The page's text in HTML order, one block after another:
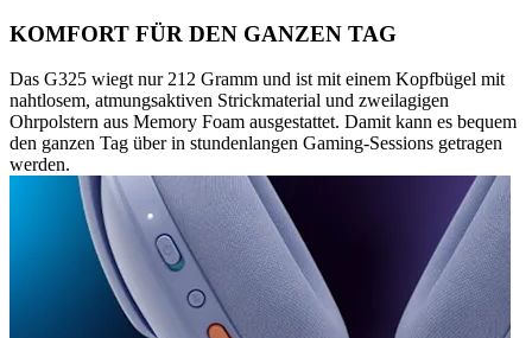
KOMFORT FÜR DEN GANZEN TAG
Das G325 wiegt nur 212 Gramm und ist mit einem Kopfbügel mit
nahtlosem, atmungsaktiven Strickmaterial und zweilagigen
Ohrpolstern aus Memory Foam ausgestattet. Damit kann es bequem
den ganzen Tag über in stundenlangen Gaming-Sessions getragen
werden.